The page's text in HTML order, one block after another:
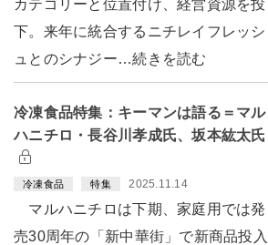
カテゴリーと位置付け、経営資源を投
下。来年に統合するニチレイフレッシ
ュとのシナジー…続きを読む
冷凍食品特集：キーマンは語る＝マル
ハニチロ・長谷川孝成氏、坂本紘太氏
冷凍食品 特集 2025.11.14
マルハニチロは下期、家庭用では発
売30周年の「新中華街」で新商品投入